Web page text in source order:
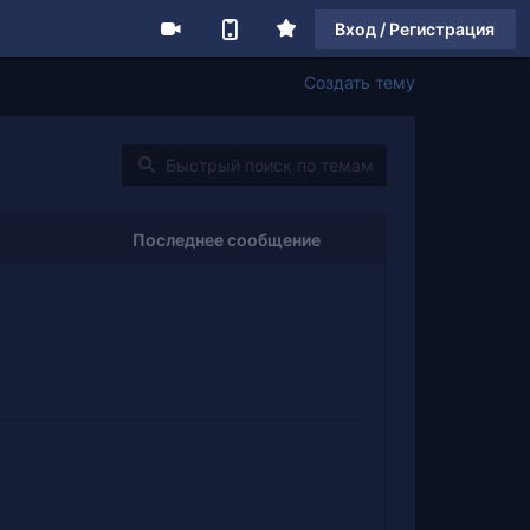
Вход / Регистрация
Создать тему
Последнее сообщение